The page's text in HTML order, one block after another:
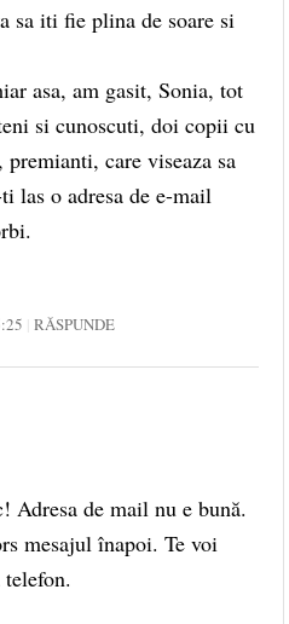
sa iti fie plina de soare si
asa, am gasit, Sonia, tot
si cunoscuti, doi copii cu
premianti, care viseaza sa
las o adresa de e-mail
RĂSPUNDE
Adresa de mail nu e bună.
mesajul înapoi. Te voi